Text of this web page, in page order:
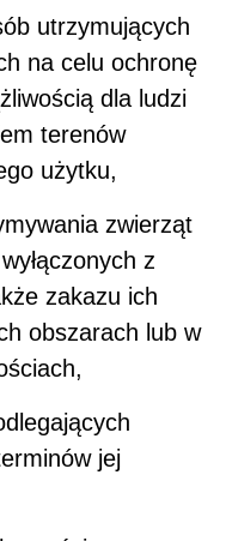
utrzymujących
na celu ochronę
dla ludzi
terenów
użytku,
zwierząt
z
zakazu ich
obszarach lub w
jej